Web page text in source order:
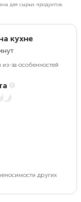
для сырых продуктов.
кухне
за особенностей
других